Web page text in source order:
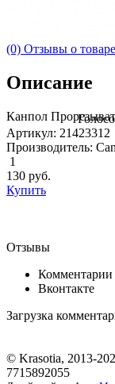
(0) Отзывы о товаре
Описание
Канпол
Артикул: 21423312
Производитель:
1
130 руб.
Купить
Отзывы
Комментарии
Вконтакте
Загрузка
© Krasotia, 2013-
7715892055